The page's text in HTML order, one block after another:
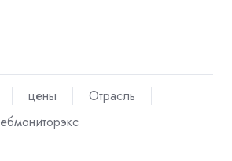
цены
Отрасль